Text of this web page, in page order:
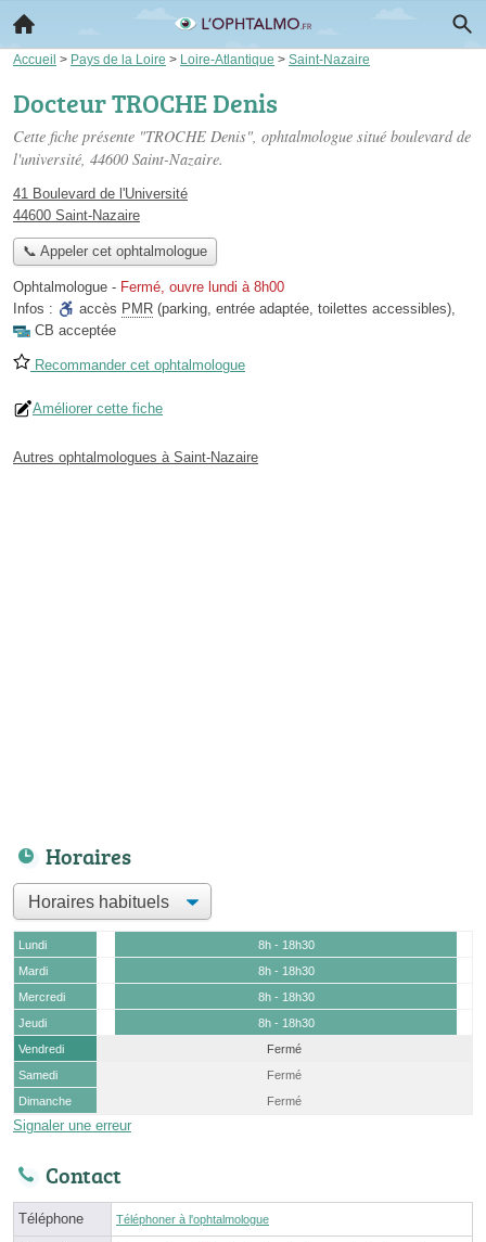
Accueil > Pays de la Loire > Loire-Atlantique > Saint-Nazaire
Docteur TROCHE Denis
Cette fiche présente "TROCHE Denis", ophtalmologue situé boulevard de
l'université, 44600 Saint-Nazaire.
41 Boulevard de l'Université
44600 Saint-Nazaire
📞 Appeler cet ophtalmologue
Ophtalmologue - Fermé, ouvre lundi à 8h00
Infos :
accès PMR (parking, entrée adaptée, toilettes accessibles),
CB acceptée
Recommander cet ophtalmologue
Améliorer cette fiche
Autres ophtalmologues à Saint-Nazaire
Horaires
Lundi
8h - 18h30
Mardi
8h - 18h30
Mercredi
8h - 18h30
Jeudi
8h - 18h30
Vendredi
Fermé
Samedi
Fermé
Dimanche
Fermé
Signaler une erreur
Contact
Téléphone Téléphoner à l'ophtalmologue